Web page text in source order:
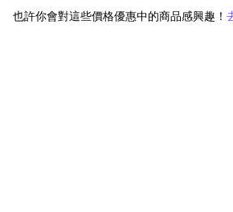
也許你會對這些價格優惠中的商品感興趣！